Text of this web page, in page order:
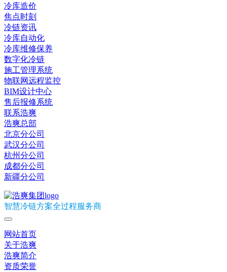
冷库造价
焦点时刻
冷链资讯
冷库自动化
冷库维修保养
数字化冷链
施工管理系统
物联网远程监控
BIM设计中心
售后报修系统
联系浩爽
浩爽总部
北京分公司
武汉分公司
杭州分公司
成都分公司
新疆分公司
智慧冷链方案全过程服务商
网站首页
关于浩爽
浩爽简介
资质荣誉